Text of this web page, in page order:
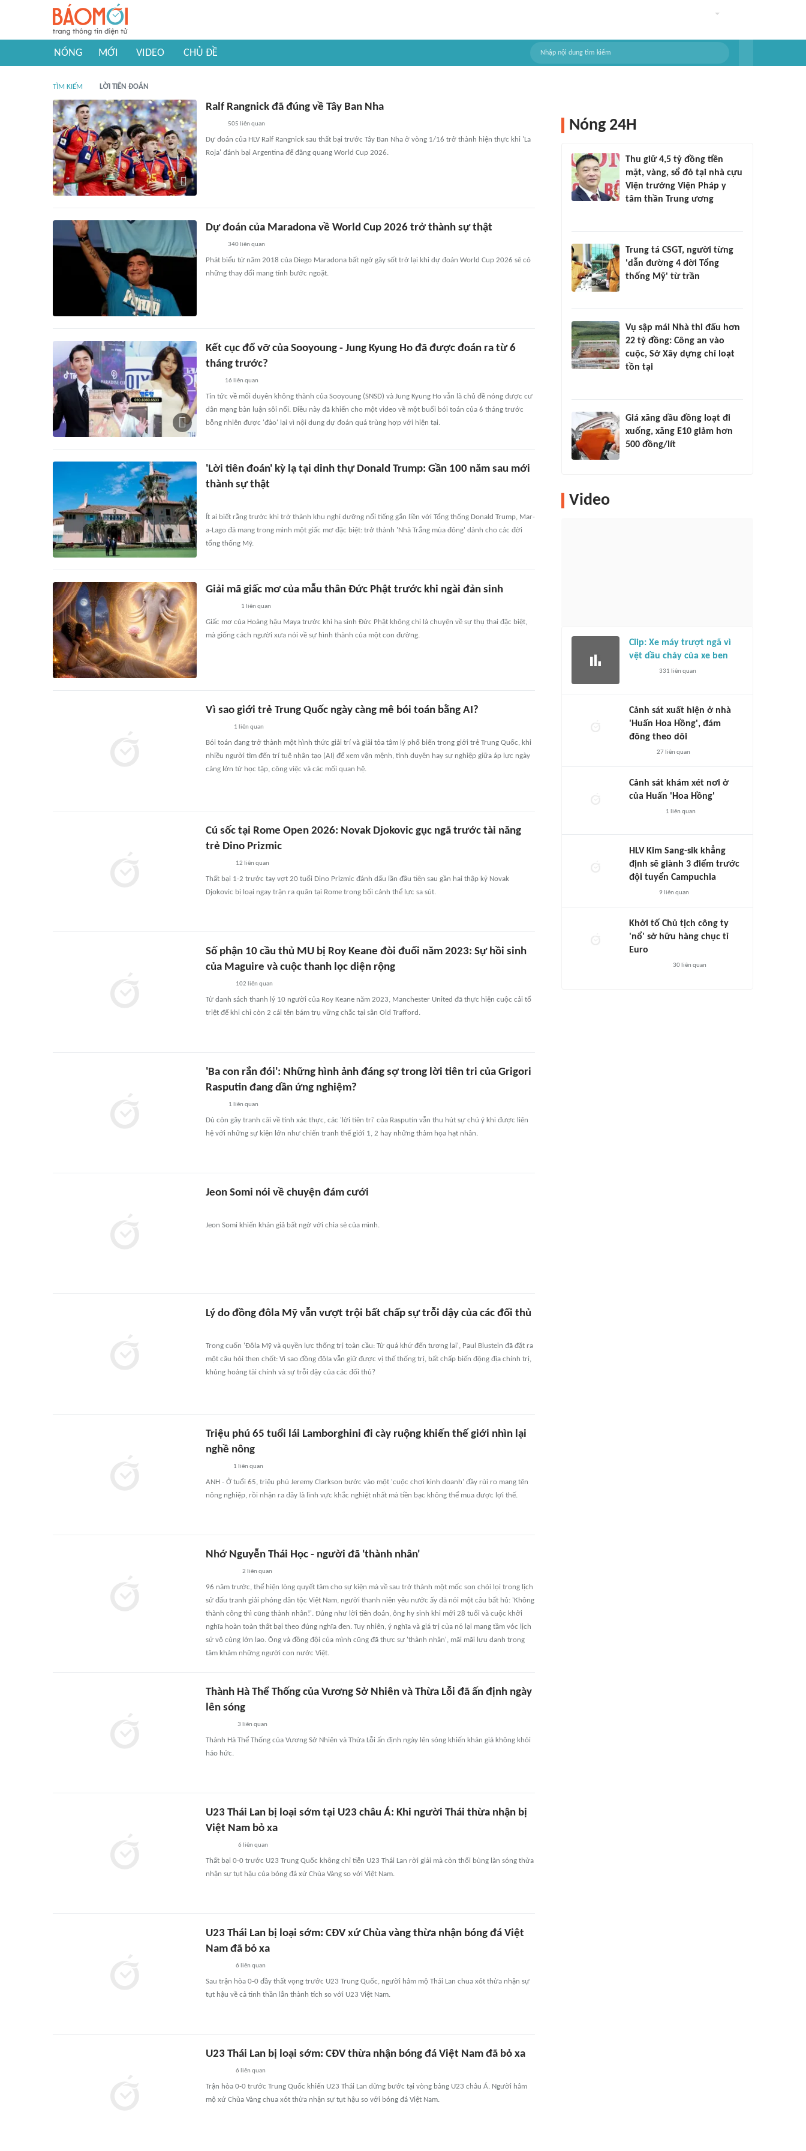
NÓNG MỚI VIDEO CHỦ ĐỀ
TÌM KIẾM LỜI TIÊN ĐOÁN
Ralf Rangnick đã đúng về Tây Ban Nha
505 liên quan
Dự đoán của HLV Ralf Rangnick sau thất bại trước Tây Ban Nha ở vòng 1/16 trở thành hiện thực khi 'La
Roja' đánh bại Argentina để đăng quang World Cup 2026.
Dự đoán của Maradona về World Cup 2026 trở thành sự thật
340liên quan
Phát biểu từ năm 2018 của Diego Maradona bất ngờ gây sốt trở lại khi dự đoán World Cup 2026 sẽ có
những thay đổi mang tính bước ngoặt.
Kết cục đổ vỡ của Sooyoung - Jung Kyung Ho đã được đoán ra từ 6
tháng trước?
16 liên quan
Tin tức về mối duyên không thành của Sooyoung (SNSD) và Jung Kyung Ho vẫn là chủ đề nóng được cư
dân mạng bàn luận sôi nổi. Điều này đã khiến cho một video về một buổi bói toán của 6 tháng trước
bỗng nhiên được 'đào' lại vì nội dung dự đoán quá trùng hợp với hiện tại.
'Lời tiên đoán' kỳ lạ tại dinh thự Donald Trump: Gần 100 năm sau mới
thành sự thật
Ít ai biết rằng trước khi trở thành khu nghỉ dưỡng nổi tiếng gắn liền với Tổng thống Donald Trump, Mar-
a-Lago đã mang trong mình một giấc mơ đặc biệt: trở thành 'Nhà Trắng mùa đông' dành cho các đời
tổng thống Mỹ.
Giải mã giấc mơ của mẫu thân Đức Phật trước khi ngài đản sinh
1 liên quan
Giấc mơ của Hoàng hậu Maya trước khi hạ sinh Đức Phật không chỉ là chuyện về sự thụ thai đặc biệt,
mà giống cách người xưa nói về sự hình thành của một con đường.
Vì sao giới trẻ Trung Quốc ngày càng mê bói toán bằng AI?
1 liên quan
Bói toán đang trở thành một hình thức giải trí và giải tỏa tâm lý phổ biến trong giới trẻ Trung Quốc, khi
nhiều người tìm đến trí tuệ nhân tạo (AI) để xem vận mệnh, tình duyên hay sự nghiệp giữa áp lực ngày
càng lớn từ học tập, công việc và các mối quan hệ.
Cú sốc tại Rome Open 2026: Novak Djokovic gục ngã trước tài năng
trẻ Dino Prizmic
12 liên quan
Thất bại 1-2 trước tay vợt 20 tuổi Dino Prizmic đánh dấu lần đầu tiên sau gần hai thập kỷ Novak
Djokovic bị loại ngay trận ra quân tại Rome trong bối cảnh thể lực sa sút.
Số phận 10 cầu thủ MU bị Roy Keane đòi đuổi năm 2023: Sự hồi sinh
của Maguire và cuộc thanh lọc diện rộng
102 liên quan
Từ danh sách thanh lý 10 người của Roy Keane năm 2023, Manchester United đã thực hiện cuộc cải tổ
triệt để khi chỉ còn 2 cái tên bám trụ vững chắc tại sân Old Trafford.
'Ba con rắn đói': Những hình ảnh đáng sợ trong lời tiên tri của Grigori
Rasputin đang dần ứng nghiệm?
1 liên quan
Dù còn gây tranh cãi về tính xác thực, các 'lời tiên tri' của Rasputin vẫn thu hút sự chú ý khi được liên
hệ với những sự kiện lớn như chiến tranh thế giới 1, 2 hay những thảm họa hạt nhân.
Jeon Somi nói về chuyện đám cưới
Jeon Somi khiến khán giả bất ngờ với chia sẻ của mình.
Lý do đồng đôla Mỹ vẫn vượt trội bất chấp sự trỗi dậy của các đối thủ
Trong cuốn 'Đôla Mỹ và quyền lực thống trị toàn cầu: Từ quá khứ đến tương lai', Paul Blustein đã đặt ra
một câu hỏi then chốt: Vì sao đồng đôla vẫn giữ được vị thế thống trị, bất chấp biến động địa chính trị,
khủng hoảng tài chính và sự trỗi dậy của các đối thủ?
Triệu phú 65 tuổi lái Lamborghini đi cày ruộng khiến thế giới nhìn lại
nghề nông
1 liên quan
ANH - Ở tuổi 65, triệu phú Jeremy Clarkson bước vào một 'cuộc chơi kinh doanh' đầy rủi ro mang tên
nông nghiệp, rồi nhận ra đây là lĩnh vực khắc nghiệt nhất mà tiền bạc không thể mua được lợi thế.
Nhớ Nguyễn Thái Học - người đã 'thành nhân'
2 liên quan
96 năm trước, thể hiện lòng quyết tâm cho sự kiện mà về sau trở thành một mốc son chói lọi trong lịch
sử đấu tranh giải phóng dân tộc Việt Nam, người thanh niên yêu nước ấy đã nói một câu bất hủ: 'Không
thành công thì cũng thành nhân!'. Đúng như lời tiên đoán, ông hy sinh khi mới 28 tuổi và cuộc khởi
nghĩa hoàn toàn thất bại theo đúng nghĩa đen. Tuy nhiên, ý nghĩa và giá trị của nó lại mang tầm vóc lịch
sử vô cùng lớn lao. Ông và đồng đội của mình cũng đã thực sự 'thành nhân', mãi mãi lưu danh trong
tâm khảm những người con nước Việt.
Thành Hà Thể Thống của Vương Sở Nhiên và Thừa Lỗi đã ấn định ngày
lên sóng
3 liên quan
Thành Hà Thể Thống của Vương Sở Nhiên và Thừa Lỗi ấn định ngày lên sóng khiến khán giả không khỏi
háo hức.
U23 Thái Lan bị loại sớm tại U23 châu Á: Khi người Thái thừa nhận bị
Việt Nam bỏ xa
6 liên quan
Thất bại 0-0 trước U23 Trung Quốc không chỉ tiễn U23 Thái Lan rời giải mà còn thổi bùng làn sóng thừa
nhận sự tụt hậu của bóng đá xứ Chùa Vàng so với Việt Nam.
U23 Thái Lan bị loại sớm: CĐV xứ Chùa vàng thừa nhận bóng đá Việt
Nam đã bỏ xa
6 liên quan
Sau trận hòa 0-0 đầy thất vọng trước U23 Trung Quốc, người hâm mộ Thái Lan chua xót thừa nhận sự
tụt hậu về cả tinh thần lẫn thành tích so với U23 Việt Nam.
U23 Thái Lan bị loại sớm: CĐV thừa nhận bóng đá Việt Nam đã bỏ xa
6 liên quan
Trận hòa 0-0 trước Trung Quốc khiến U23 Thái Lan dừng bước tại vòng bảng U23 châu Á. Người hâm
mộ xứ Chùa Vàng chua xót thừa nhận sự tụt hậu so với bóng đá Việt Nam.
Nóng 24H
Thu giữ 4,5 tỷ đồng tiền
mặt, vàng, sổ đỏ tại nhà cựu
Viện trưởng Viện Pháp y
tâm thần Trung ương
Trung tá CSGT, người từng
'dẫn đường 4 đời Tổng
thống Mỹ' từ trần
Vụ sập mái Nhà thi đấu hơn
22 tỷ đồng: Công an vào
cuộc, Sở Xây dựng chỉ loạt
tồn tại
Giá xăng dầu đồng loạt đi
xuống, xăng E10 giảm hơn
500 đồng/lít
Video
Clip: Xe máy trượt ngã vì
vệt dầu chảy của xe ben
331 liên quan
Cảnh sát xuất hiện ở nhà
'Huấn Hoa Hồng', đám
đông theo dõi
27liên quan
Cảnh sát khám xét nơi ở
của Huấn 'Hoa Hồng'
1 liên quan
HLV Kim Sang-sik khẳng
định sẽ giành 3 điểm trước
đội tuyển Campuchia
9 liên quan
Khởi tố Chủ tịch công ty
'nổ' sở hữu hàng chục tỉ
Euro
30liên quan